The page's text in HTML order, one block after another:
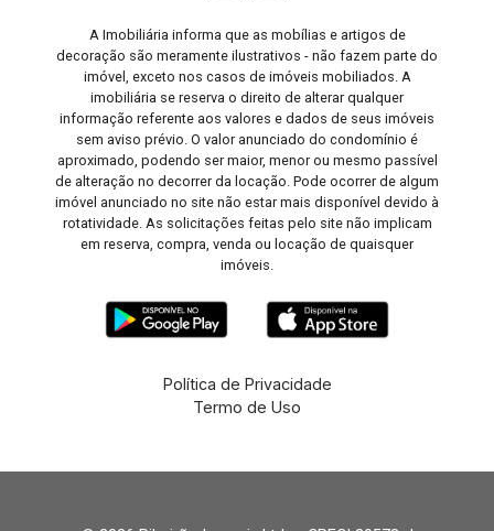
A Imobiliária informa que as mobílias e artigos de
decoração são meramente ilustrativos - não fazem parte do
imóvel, exceto nos casos de imóveis mobiliados. A
imobiliária se reserva o direito de alterar qualquer
informação referente aos valores e dados de seus imóveis
sem aviso prévio. O valor anunciado do condomínio é
aproximado, podendo ser maior, menor ou mesmo passível
de alteração no decorrer da locação. Pode ocorrer de algum
imóvel anunciado no site não estar mais disponível devido à
rotatividade. As solicitações feitas pelo site não implicam
em reserva, compra, venda ou locação de quaisquer
imóveis.
Política de Privacidade
Termo de Uso